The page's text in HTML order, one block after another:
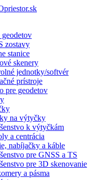
geodetov
zostavy
stanice
skenery
jednotky/softvér
prístroje
pre geodetov
na výtyčky
k výtyčkám
a centrácia
nabíjačky a káble
pre GNSS a TS
pre 3D skenovanie
a pásma